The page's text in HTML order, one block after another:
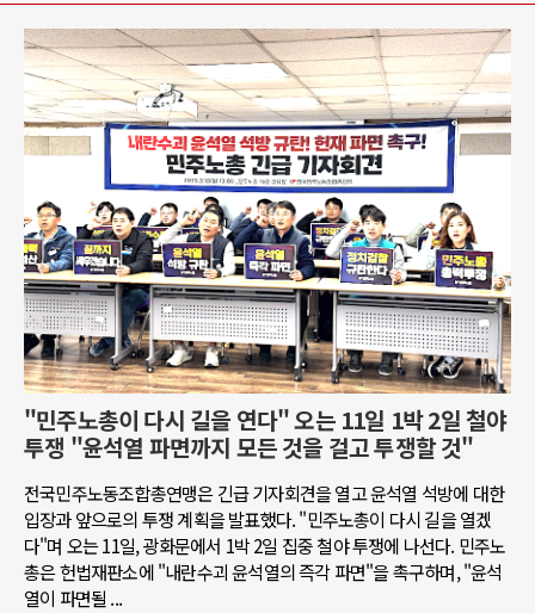
"민주노총이 다시 길을 연다" 오는 11일 1박 2일 철야
투쟁 "윤석열 파면까지 모든 것을 걸고 투쟁할 것"
전국민주노동조합총연맹은 긴급 기자회견을 열고 윤석열 석방에 대한
입장과 앞으로의 투쟁 계획을 발표했다. "민주노총이 다시 길을 열겠
다"며 오는 11일, 광화문에서 1박 2일 집중 철야 투쟁에 나선다. 민주노
총은 헌법재판소에 "내란수괴 윤석열의 즉각 파면"을 촉구하며, "윤석
열이 파면될 ...